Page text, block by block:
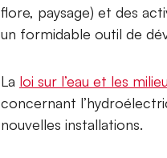
flore, paysage) et des
un formidable outil de
La loi sur l’eau et les
concernant
nouvelles installations.